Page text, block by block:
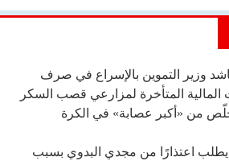
وزير التموين بالإسراع في صرف
المالية المتأخرة لمزارعي قصب السكر
من «أكبر عصابة» في الكرة
اعتذارًا من مجدي البدوي بسبب